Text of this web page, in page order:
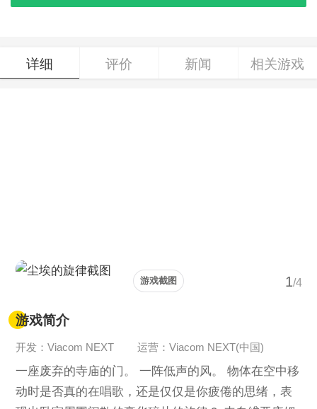
详细 评价 新闻 相关游戏
1/4
游戏截图
游戏简介
开发：Viacom NEXT 运营：Viacom NEXT(中国)
一座废弃的寺庙的门。 一阵低声的风。 物体在空中移
动时是否真的在唱歌，还是仅仅是你疲倦的思绪，表